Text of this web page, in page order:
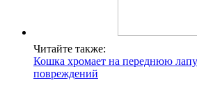
Читайте также:
Кошка хромает на переднюю
повреждений